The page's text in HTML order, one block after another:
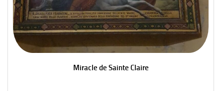
Miracle de Sainte Claire